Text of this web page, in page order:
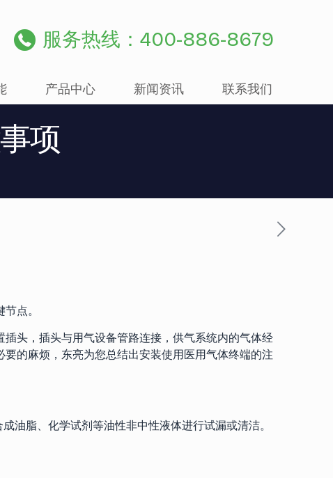
服务热线：400-886-8679
产品中心 新闻资讯 联系我们
项
点。
头，插头与用气设备管路连接，供气系统内的气体经
的麻烦，东亮为您总结出安装使用医用气体终端的注
油脂、化学试剂等油性非中性液体进行试漏或清洁。